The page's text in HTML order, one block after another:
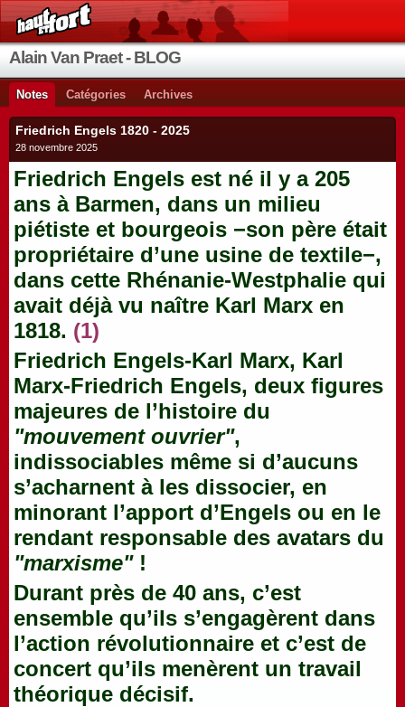
Alain Van Praet - BLOG
Notes Catégories Archives
Friedrich Engels 1820 - 2025
28 novembre 2025
Friedrich Engels est né il y a 205
ans à Barmen, dans un milieu
piétiste et bourgeois −son père était
propriétaire d’une usine de textile−,
dans cette Rhénanie-Westphalie qui
avait déjà vu naître Karl Marx en
1818. (1)
Friedrich Engels-Karl Marx, Karl
Marx-Friedrich Engels, deux figures
majeures de l’histoire du
"mouvement ouvrier",
indissociables même si d’aucuns
s’acharnent à les dissocier, en
minorant l’apport d’Engels ou en le
rendant responsable des avatars du
"marxisme"!
Durant près de 40 ans, c’est
ensemble qu’ils s’engagèrent dans
l’action révolutionnaire et c’est de
concert qu’ils menèrent un travail
théorique décisif.